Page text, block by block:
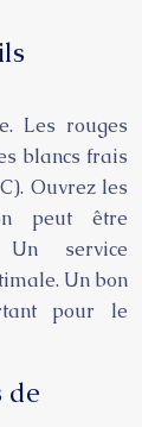
Les rouges
blancs frais
Ouvrez les
peut être
service
Un bon
pour le
de